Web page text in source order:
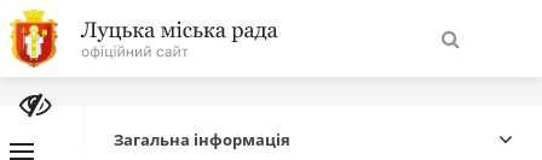
На
головну
Загальна інформація